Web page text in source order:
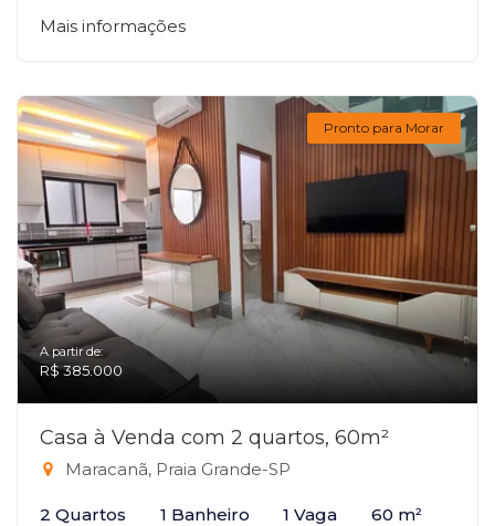
Mais informações
Pronto para Morar
A partir de:
R$ 385.000
Casa à Venda com 2 quartos, 60m²
Maracanã, Praia Grande-SP
2 Quartos 1 Banheiro 1 Vaga 60 m²